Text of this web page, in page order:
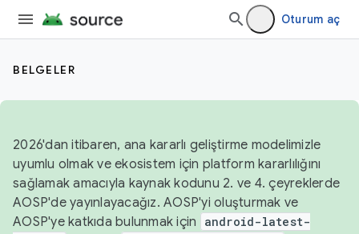
Oturum aç
BELGELER
2026'dan itibaren, ana kararlı geliştirme modelimizle
uyumlu olmak ve ekosistem için platform kararlılığını
sağlamak amacıyla kaynak kodunu 2. ve 4. çeyreklerde
AOSP'de yayınlayacağız. AOSP'yi oluşturmak ve
AOSP'ye katkıda bulunmak için
android-latest-